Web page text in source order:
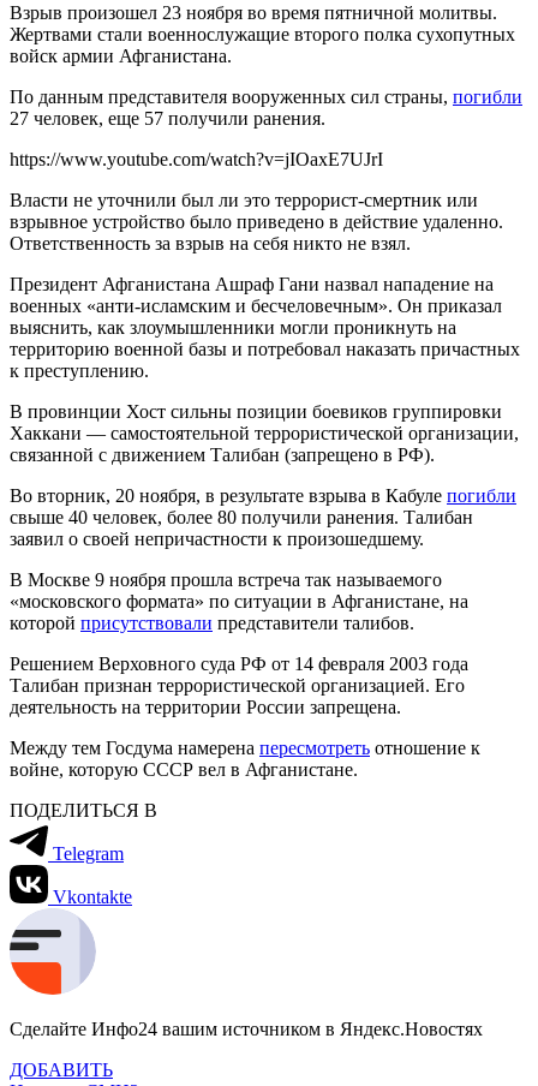
Взрыв произошел 23 ноября во время пятничной молитвы.
Жертвами стали военнослужащие второго полка сухопутных
войск армии Афганистана.
По данным представителя вооруженных сил страны, погибли
27 человек, еще 57 получили ранения.
https://www.youtube.com/watch?v=jIOaxE7UJrI
Власти не уточнили был ли это террорист-смертник или
взрывное устройство было приведено в действие удаленно.
Ответственность за взрыв на себя никто не взял.
Президент Афганистана Ашраф Гани назвал нападение на
военных «анти-исламским и бесчеловечным». Он приказал
выяснить, как злоумышленники могли проникнуть на
территорию военной базы и потребовал наказать причастных
к преступлению.
В провинции Хост сильны позиции боевиков группировки
Хаккани — самостоятельной террористической организации,
связанной с движением Талибан (запрещено в РФ).
Во вторник, 20 ноября, в результате взрыва в Кабуле погибли
свыше 40 человек, более 80 получили ранения. Талибан
заявил о своей непричастности к произошедшему.
В Москве 9 ноября прошла встреча так называемого
«московского формата» по ситуации в Афганистане, на
которой присутствовали представители талибов.
Решением Верховного суда РФ от 14 февраля 2003 года
Талибан признан террористической организацией. Его
деятельность на территории России запрещена.
Между тем Госдума намерена пересмотреть отношение к
войне, которую СССР вел в Афганистане.
ПОДЕЛИТЬСЯ В
Telegram
Vkontakte
Сделайте Инфо24 вашим источником в Яндекс.Новостях
ДОБАВИТЬ